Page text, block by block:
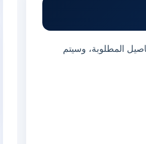
المطلوبة، وسيتم